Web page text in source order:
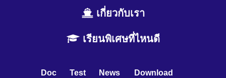
เกี่ยวกับเรา
เรียนพิเศษที่ไหนดี
Doc Test News Download